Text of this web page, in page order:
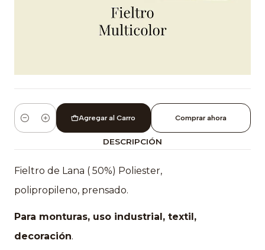
Cantidad
Agregar al Carro Comprar ahora
DESCRIPCIÓN
Fieltro de Lana ( 50%) Poliester,
polipropileno, prensado.
Para monturas, uso industrial, textil,
decoración.